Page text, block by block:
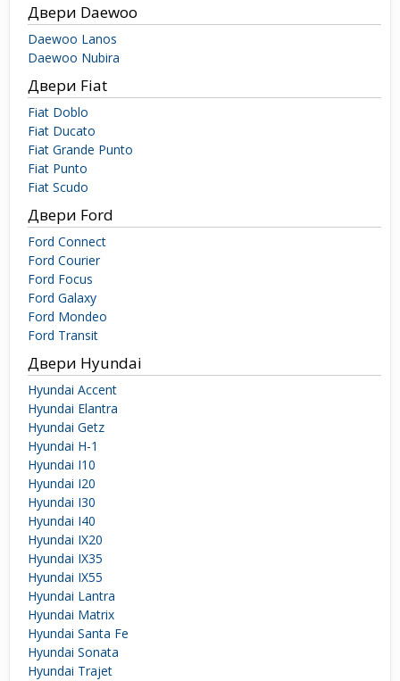
Двери Daewoo
Daewoo Lanos
Daewoo Nubira
Двери Fiat
Fiat Doblo
Fiat Ducato
Fiat Grande Punto
Fiat Punto
Fiat Scudo
Двери Ford
Ford Connect
Ford Courier
Ford Focus
Ford Galaxy
Ford Mondeo
Ford Transit
Двери Hyundai
Hyundai Accent
Hyundai Elantra
Hyundai Getz
Hyundai H-1
Hyundai I10
Hyundai I20
Hyundai I30
Hyundai I40
Hyundai IX20
Hyundai IX35
Hyundai IX55
Hyundai Lantra
Hyundai Matrix
Hyundai Santa Fe
Hyundai Sonata
Hyundai Trajet